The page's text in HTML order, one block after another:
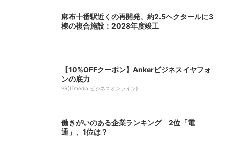
麻布十番駅近くの再開発、約2.5ヘクタールに3
棟の複合施設：2028年度竣工
【10%OFFクーポン】Ankerビジネスイヤフォ
ンの底力
PR(ITmedia ビジネスオンライン)
働きがいのある企業ランキング 2位「電
通」、1位は？